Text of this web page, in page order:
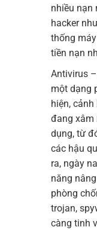
nhiều nạn
hacker
thống
tiền nạn
Antivirus
một dạng
hiện,
đang xâm
dụng, từ
các hậu
ra, ngày
năng
phòng
trojan,
càng tinh